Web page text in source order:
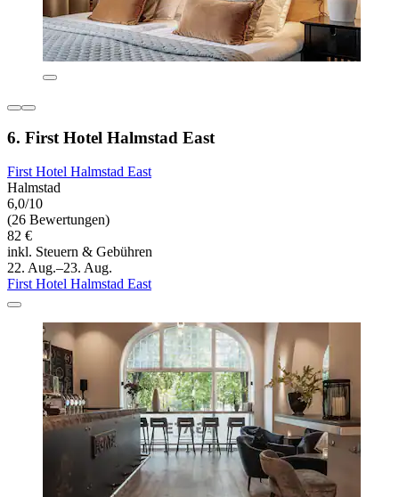
6. First Hotel Halmstad East
First Hotel Halmstad East
Halmstad
6,0/10
(26 Bewertungen)
82 €
inkl. Steuern & Gebühren
22. Aug.–23. Aug.
First Hotel Halmstad East